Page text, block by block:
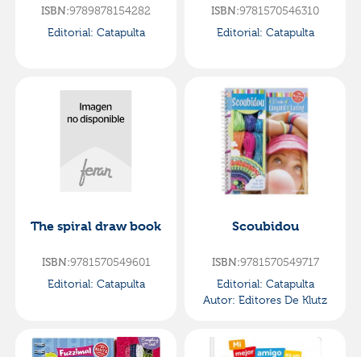
ISBN:9789878154282
Editorial: Catapulta
ISBN:9781570546310
Editorial: Catapulta
The spiral draw book
ISBN:9781570549601
Editorial: Catapulta
Scoubidou
ISBN:9781570549717
Editorial: Catapulta
Autor: Editores De Klutz